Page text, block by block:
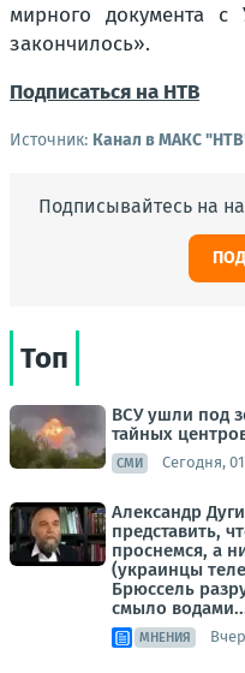
мирного документа с
закончилось».
Подписаться на НТВ
Источник: Канал в МАКС
Подписывайтесь на
Топ
ВСУ ушли под
тайных
СМИ Сегодня,
Александр
представить,
проснемся, а
(украинцы
Брюссель
смыло
МНЕНИЯ